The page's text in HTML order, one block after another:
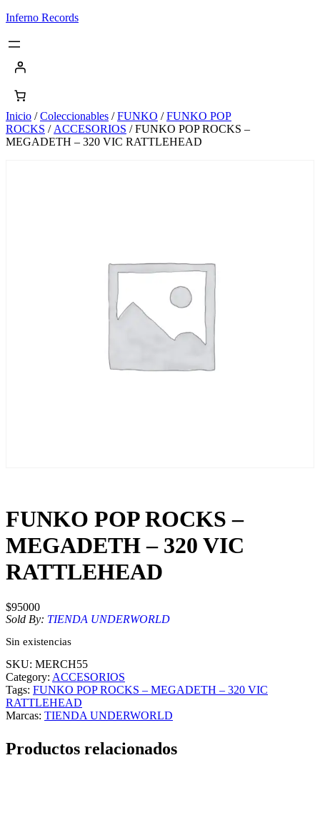
Saltar
contenido
Inferno Records
Inicio /Coleccionables /FUNKO /FUNKO POP
ROCKS / ACCESORIOS / FUNKO POP ROCKS –
MEGADETH – 320 VIC RATTLEHEAD
FUNKO POP ROCKS –
MEGADETH – 320 VIC
RATTLEHEAD
$95000
Sold By: TIENDA UNDERWORLD
Sin existencias
SKU: MERCH55
Category: ACCESORIOS
Tags: FUNKO POP ROCKS – MEGADETH – 320 VIC
RATTLEHEAD
Marcas: TIENDA UNDERWORLD
Productos relacionados